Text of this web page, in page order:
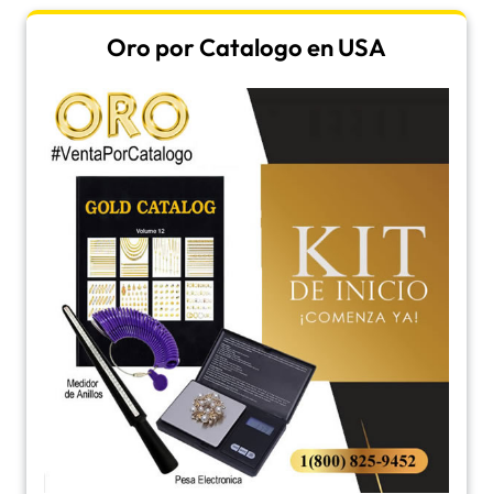
Oro por Catalogo en USA